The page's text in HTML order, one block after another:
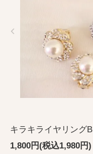
キラキライヤリングB
1,800円(税込1,980円)